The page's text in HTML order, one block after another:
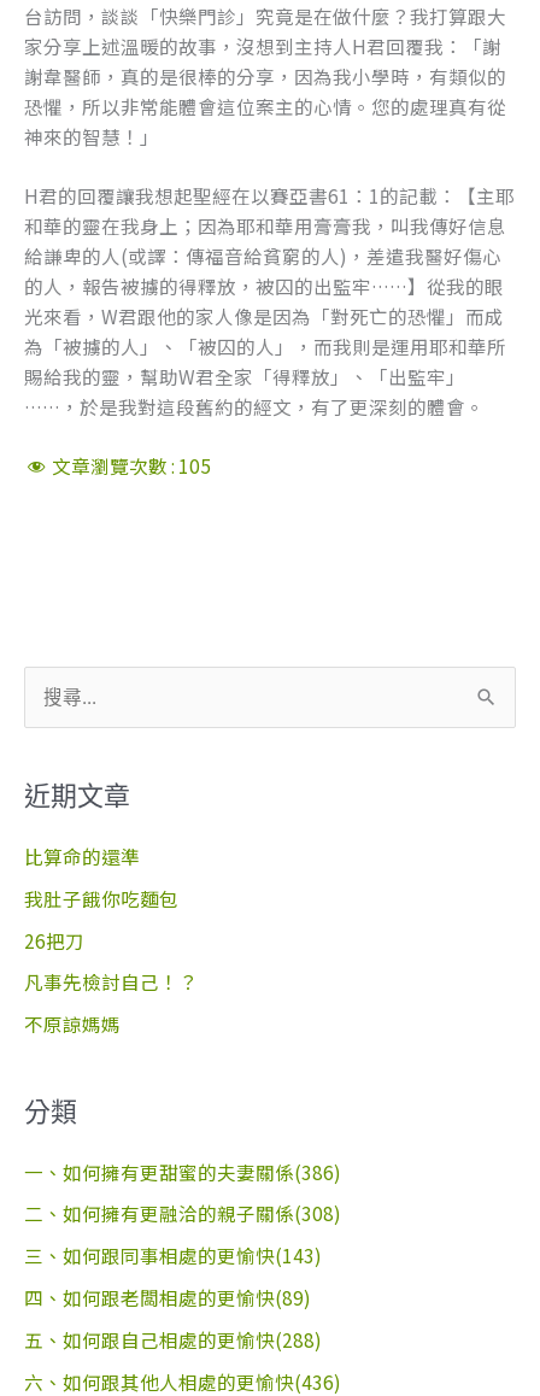
台訪問，談談「快樂門診」究竟是在做什麼？我打算跟大
家分享上述溫暖的故事，沒想到主持人H君回覆我：「謝
謝韋醫師，真的是很棒的分享，因為我小學時，有類似的
恐懼，所以非常能體會這位案主的心情。您的處理真有從
神來的智慧！」
H君的回覆讓我想起聖經在以賽亞書61：1的記載：【主耶
和華的靈在我身上；因為耶和華用膏膏我，叫我傳好信息
給謙卑的人(或譯：傳福音給貧窮的人)，差遣我醫好傷心
的人，報告被擄的得釋放，被囚的出監牢……】從我的眼
光來看，W君跟他的家人像是因為「對死亡的恐懼」而成
為「被擄的人」、「被囚的人」，而我則是運用耶和華所
賜給我的靈，幫助W君全家「得釋放」、「出監牢」
……，於是我對這段舊約的經文，有了更深刻的體會。
文章瀏覽次數 : 105
尋
鍵
字
:
近期文章
比算命的還準
我肚子餓你吃麵包
26把刀
凡事先檢討自己！？
不原諒媽媽
分類
一、如何擁有更甜蜜的夫妻關係(386)
二、如何擁有更融洽的親子關係(308)
三、如何跟同事相處的更愉快(143)
四、如何跟老闆相處的更愉快(89)
五、如何跟自己相處的更愉快(288)
六、如何跟其他人相處的更愉快(436)